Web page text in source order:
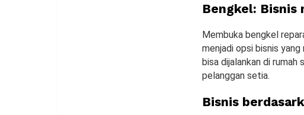
Bengkel: Bisnis
Membuka bengkel
menjadi opsi bisnis
bisa dijalankan di rumah
pelanggan setia.
Bisnis